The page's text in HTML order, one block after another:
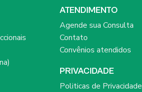
ATENDIMENTO
Agende sua Consulta
Contato
Convênios atendidos
PRIVACIDADE
Politicas de Privacidade